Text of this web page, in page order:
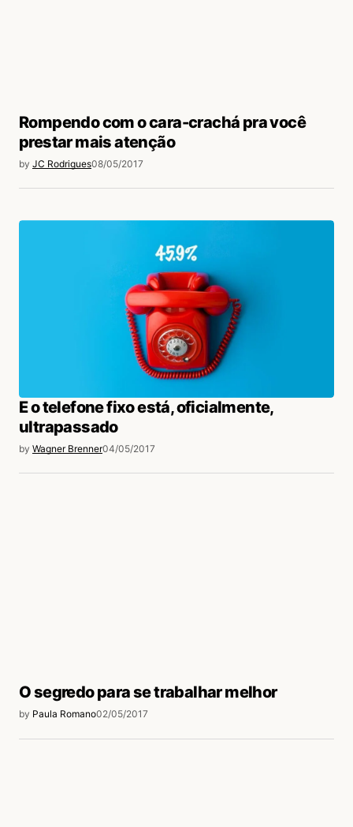
Rompendo com o cara-crachá pra você
prestar mais atenção
by JC Rodrigues08/05/2017
E o telefone fixo está, oficialmente,
ultrapassado
by Wagner Brenner04/05/2017
O segredo para se trabalhar melhor
by Paula Romano02/05/2017